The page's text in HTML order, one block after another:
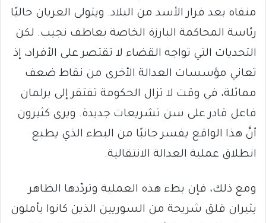
منفاه بعد فرار الأسد من البلاد. ويتولى العريان حاليًا
رئاسة المحاكمة البارزة الخاصة بعاطف نجيب. لكن
التحديات التي تواجه القضاء لا تقتصر على الأفراد، إذ
تعاني مؤسسات العدالة الأخرى من نقاط ضعف
مماثلة، في وقت لا تزال الحكومة تفتقر إلى برلمان
فاعل قادر على سن تشريعات جديدة. ويرى كثيرون
أنَّ هذا الواقع يفسر جانبًا من البطء الذي يطبع
انطلاق عملية العدالة الانتقالية.
ومع ذلك، فإن بطء هذه العملية وتردّدها الظاهر
يثيران قلق شريحة من السوريين الذين كانوا يأملون